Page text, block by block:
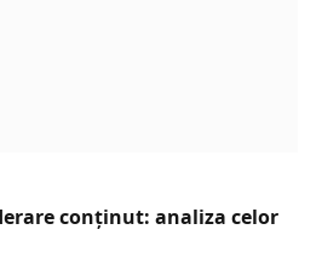
conținut: analiza celor